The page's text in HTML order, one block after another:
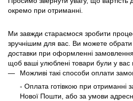
окремо при отриманні.
Ми завжди стараємося зробити
зручнішим для вас. Ви можете обрати
доставки при оформленні
щоб ваші улюблені товари були у вас
Можливі такі способи оплати
- Оплата готівкою при отриманні
Нової Пошти, або за умови